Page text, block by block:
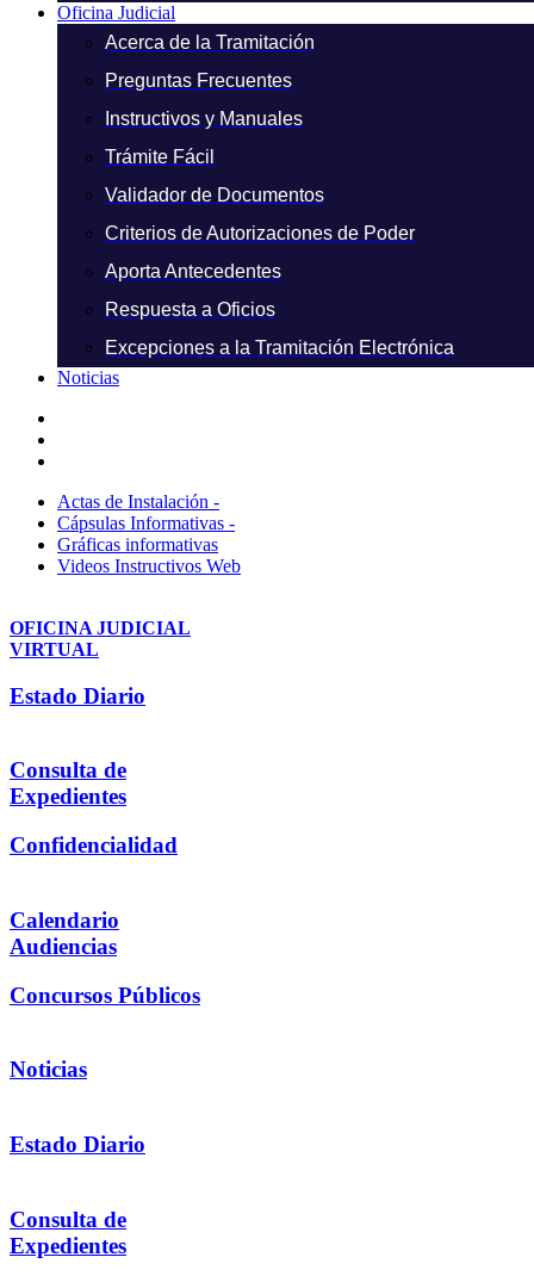
Oficina Judicial
Acerca de la Tramitación
Preguntas Frecuentes
Instructivos y Manuales
Trámite Fácil
Validador de Documentos
Criterios de Autorizaciones de Poder
Aporta Antecedentes
Respuesta a Oficios
Excepciones a la Tramitación Electrónica
Noticias
Actas de Instalación -
Cápsulas Informativas -
Gráficas informativas
Videos Instructivos Web
OFICINA JUDICIAL
VIRTUAL
Estado Diario
Consulta de
Expedientes
Confidencialidad
Calendario
Audiencias
Concursos Públicos
Noticias
Estado Diario
Consulta de
Expedientes